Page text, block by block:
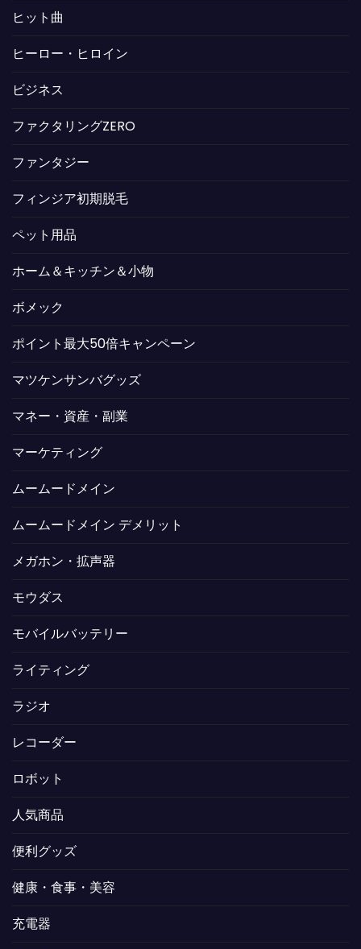
ヒット曲
ヒーロー・ヒロイン
ビジネス
ファクタリングZERO
ファンタジー
フィンジア初期脱毛
ペット用品
ホーム＆キッチン＆小物
ボメック
ポイント最大50倍キャンペーン
マツケンサンバグッズ
マネー・資産・副業
マーケティング
ムームードメイン
ムームードメイン デメリット
メガホン・拡声器
モウダス
モバイルバッテリー
ライティング
ラジオ
レコーダー
ロボット
人気商品
便利グッズ
健康・食事・美容
充電器